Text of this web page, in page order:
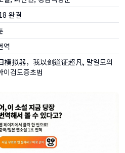
완결
역
模拟器，我以剑道证超凡, 말일모의
이검도증초범